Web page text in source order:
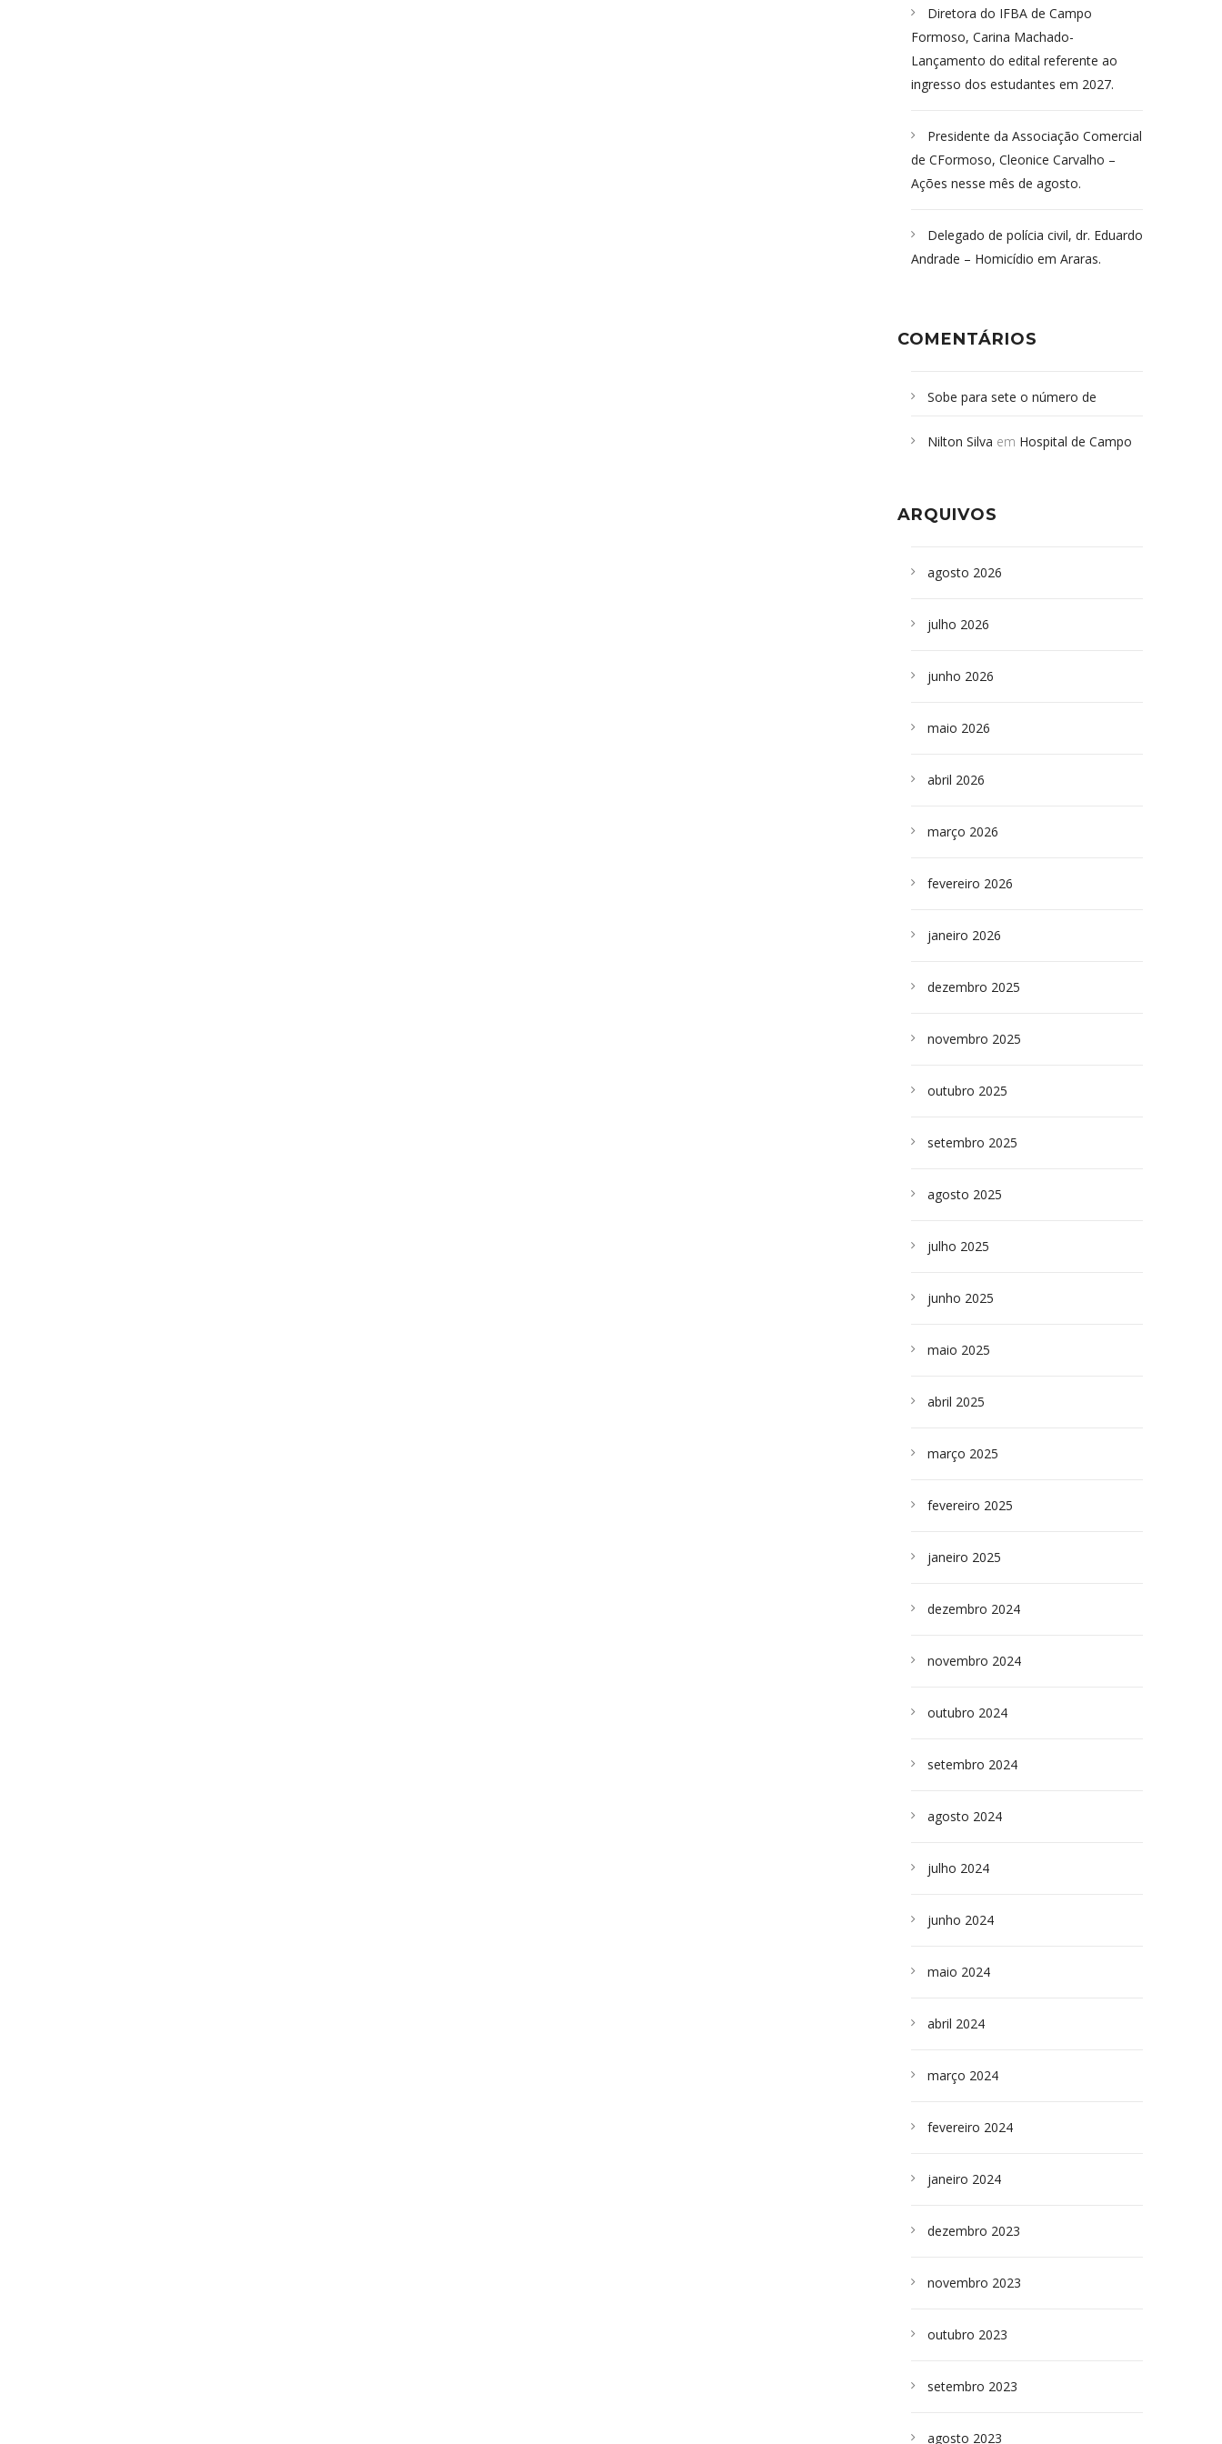
Diretora do IFBA de Campo
Formoso, Carina Machado-
Lançamento do edital referente ao
ingresso dos estudantes em 2027.
Presidente da Associação Comercial
de CFormoso, Cleonice Carvalho –
Ações nesse mês de agosto.
Delegado de polícia civil, dr. Eduardo
Andrade – Homicídio em Araras.
COMENTÁRIOS
Sobe para sete o número de
desabamento em São Paulo - Revista
sepultados em SP
Nilton Silva em Hospital de Campo
ARQUIVOS
agosto 2026
julho 2026
junho 2026
maio 2026
abril 2026
março 2026
fevereiro 2026
janeiro 2026
dezembro 2025
novembro 2025
outubro 2025
setembro 2025
agosto 2025
julho 2025
junho 2025
maio 2025
abril 2025
março 2025
fevereiro 2025
janeiro 2025
dezembro 2024
novembro 2024
outubro 2024
setembro 2024
agosto 2024
julho 2024
junho 2024
maio 2024
abril 2024
março 2024
fevereiro 2024
janeiro 2024
dezembro 2023
novembro 2023
outubro 2023
setembro 2023
agosto 2023